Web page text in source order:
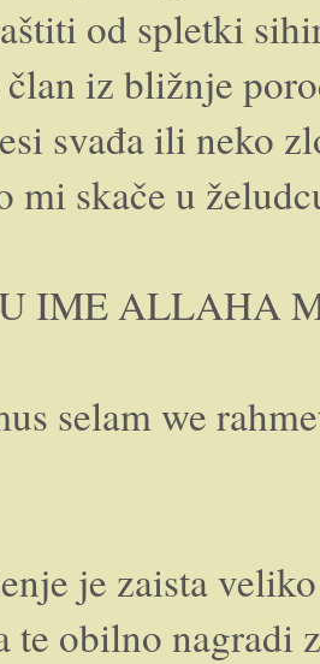
od spletki
iz bližnje
svađa ili neko
mi skače u
U IME ALLAHA
selam we
je zaista
te obilno nagradi